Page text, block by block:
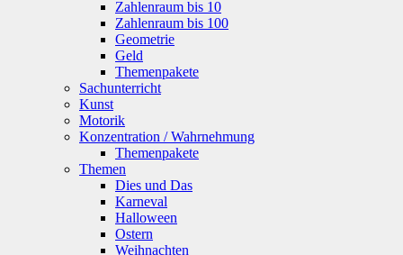
Zahlenraum bis 10
Zahlenraum bis 100
Geometrie
Geld
Themenpakete
Sachunterricht
Kunst
Motorik
Konzentration / Wahrnehmung
Themenpakete
Themen
Dies und Das
Karneval
Halloween
Ostern
Weihnachten